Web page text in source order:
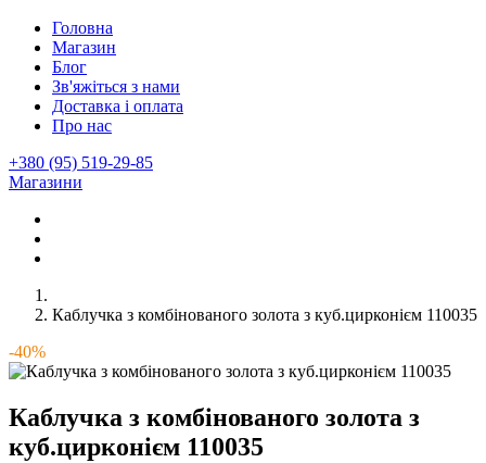
Головна
Магазин
Блог
Зв'яжіться з нами
Доставка і оплата
Про нас
+380 (95) 519-29-85
Магазини
Каблучка з комбінованого золота з куб.цирконієм 110035
-40%
Каблучка з комбінованого золота з
куб.цирконієм 110035